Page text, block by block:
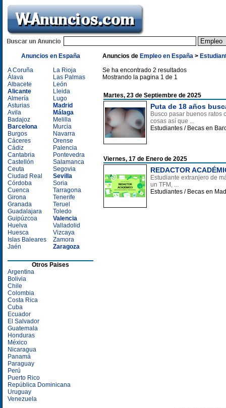
Anuncios en España
A Coruña
Álava
Albacete
Alicante
Almería
Asturias
Avila
Badajoz
Barcelona
Burgos
Cáceres
Cádiz
Cantabria
Castellón
Ceuta
Ciudad Real
Córdoba
Cuenca
Girona
Granada
Guadalajara
Guipúzcoa
Huelva
Huesca
Islas Baleares
Jaén
La Rioja
Las Palmas
León
Lleida
Lugo
Madrid
Málaga
Melilla
Murcia
Navarra
Orense
Palencia
Pontevedra
Salamanca
Segovia
Sevilla
Soria
Tarragona
Tenerife
Teruel
Toledo
Valencia
Valladolid
Vizcaya
Zamora
Zaragoza
Otros Paises
Argentina
Bolivia
Chile
Colombia
Costa Rica
Cuba
Ecuador
El Salvador
Guatemala
Honduras
México
Nicaragua
Panamá
Paraguay
Perú
Puerto Rico
República Dominicana
Uruguay
Venezuela
Anuncios de Empleo en España >
Se ha encontrado 2 resultados
Mostrando la pagina 1 de 1
Martes, 23 de Septiembre de 2025
Puta de 18 años
Busco pasar buenos ratos
cosas así que ...
Estudiantes / Becas en
Viernes, 17 de Enero de 2025
REDACTOR
Estudiante extranjero de
un TFM, ...
Estudiantes / Becas en